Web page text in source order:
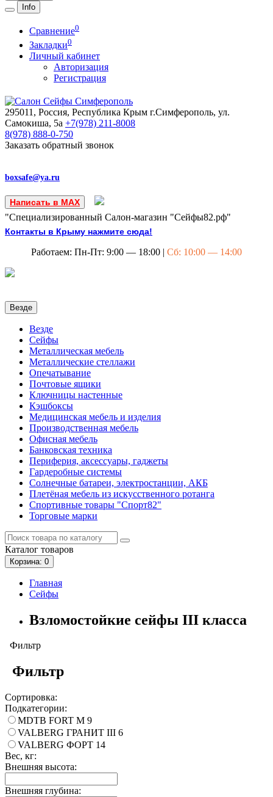
Info
Сравнение0
Закладки0
Личный кабинет
Авторизация
Регистрация
295011, Россия, Республика Крым г.Симферополь, ул.
Самокиша, 5а +7(978) 211-8008
8(978) 888-0-750
Заказать обратный звонок
boxsafe@ya.ru
Написать в MAX
"Специализированный Салон-магазин "Сейфы82.рф"
Контакты в Крыму нажмите сюда!
Работаем: Пн-Пт: 9:00 — 18:00 | Сб: 10:00 — 14:00
Везде
Везде
Сейфы
Металлическая мебель
Металлические стеллажи
Опечатывание
Почтовые ящики
Ключницы настенные
Кэшбоксы
Медицинская мебель и изделия
Производственная мебель
Офисная мебель
Банковская техника
Периферия, аксессуары, гаджеты
Гардеробные системы
Солнечные батареи, электростанции, АКБ
Плетёная мебель из искусственного ротанга
Спортивные товары "Спорт82"
Торговые марки
Каталог товаров
Корзина: 0
Главная
Сейфы
Взломостойкие сейфы III класса
Фильтр
Фильтр
Сортировка:
Подкатегории:
MDTB FORT M 9
VALBERG ГРАНИТ III 6
VALBERG ФОРТ 14
Вес, кг:
Внешняя высота:
Внешняя глубина: